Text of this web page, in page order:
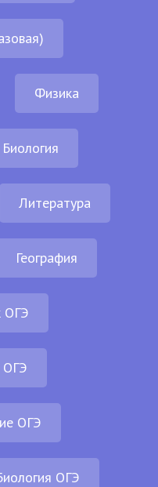
Физика
Биология
Литература
География
ОГЭ
ОГЭ
ОГЭ
ОГЭ